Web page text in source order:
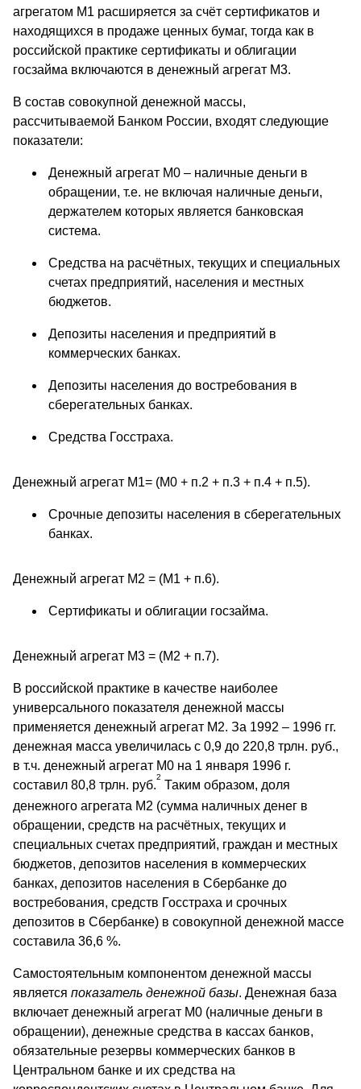
агрегатом М1 расширяется за счёт сертификатов и
находящихся в продаже ценных бумаг, тогда как в
российской практике сертификаты и облигации
госзайма включаются в денежный агрегат М3.
В состав совокупной денежной массы,
рассчитываемой Банком России, входят следующие
показатели:
Денежный агрегат М0 – наличные деньги в
обращении, т.е. не включая наличные деньги,
держателем которых является банковская
система.
Средства на расчётных, текущих и специальных
счетах предприятий, населения и местных
бюджетов.
Депозиты населения и предприятий в
коммерческих банках.
Депозиты населения до востребования в
сберегательных банках.
Средства Госстраха.
Денежный агрегат М1= (М0 + п.2 + п.3 + п.4 + п.5).
Срочные депозиты населения в сберегательных
банках.
Денежный агрегат М2 = (М1 + п.6).
Сертификаты и облигации госзайма.
Денежный агрегат М3 = (М2 + п.7).
В российской практике в качестве наиболее
универсального показателя денежной массы
применяется денежный агрегат М2. За 1992 – 1996 гг.
денежная масса увеличилась с 0,9 до 220,8 трлн. руб.,
в т.ч. денежный агрегат М0 на 1 января 1996 г.
составил 80,8 трлн. руб.
2
Таким образом, доля
денежного агрегата М2 (сумма наличных денег в
обращении, средств на расчётных, текущих и
специальных счетах предприятий, граждан и местных
бюджетов, депозитов населения в коммерческих
банках, депозитов населения в Сбербанке до
востребования, средств Госстраха и срочных
депозитов в Сбербанке) в совокупной денежной массе
составила 36,6 %.
Самостоятельным компонентом денежной массы
является показатель денежной базы. Денежная база
включает денежный агрегат М0 (наличные деньги в
обращении), денежные средства в кассах банков,
обязательные резервы коммерческих банков в
Центральном банке и их средства на